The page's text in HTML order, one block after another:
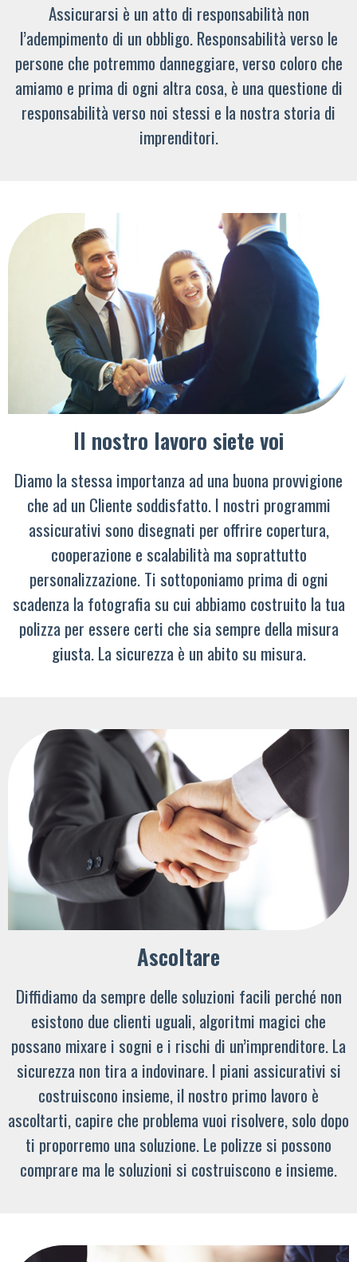
Assicurarsi è un atto di responsabilità non
l’adempimento di un obbligo. Responsabilità verso le
persone che potremmo danneggiare, verso coloro che
amiamo e prima di ogni altra cosa, è una questione di
responsabilità verso noi stessi e la nostra storia di
imprenditori.
Il nostro lavoro siete voi
Diamo la stessa importanza ad una buona provvigione
che ad un Cliente soddisfatto. I nostri programmi
assicurativi sono disegnati per offrire copertura,
cooperazione e scalabilità ma soprattutto
personalizzazione. Ti sottoponiamo prima di ogni
scadenza la fotografia su cui abbiamo costruito la tua
polizza per essere certi che sia sempre della misura
giusta. La sicurezza è un abito su misura.
Ascoltare
Diffidiamo da sempre delle soluzioni facili perché non
esistono due clienti uguali, algoritmi magici che
possano mixare i sogni e i rischi di un’imprenditore. La
sicurezza non tira a indovinare. I piani assicurativi si
costruiscono insieme, il nostro primo lavoro è
ascoltarti, capire che problema vuoi risolvere, solo dopo
ti proporremo una soluzione. Le polizze si possono
comprare ma le soluzioni si costruiscono e insieme.